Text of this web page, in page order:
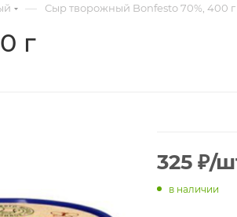
— Сыр творожный Bonfesto 70%, 400 г
г
325 ₽/
в наличии